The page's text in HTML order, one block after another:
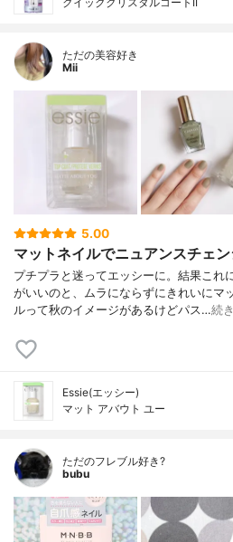
ただの美容好き
Mii
5.00
マットネイルでニュアンスチェ
プチプラと迷ってエッシーに。結果これ
がいいのと、ムラにならずにきれいにマ
ルって秋のイメージがあるけどパス…続
Essie(エッシー)
マット アバウト ユー
ただのフレブル好き?
bubu